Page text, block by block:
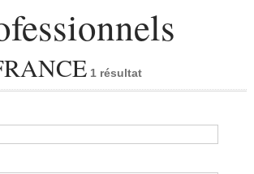
1 résultat